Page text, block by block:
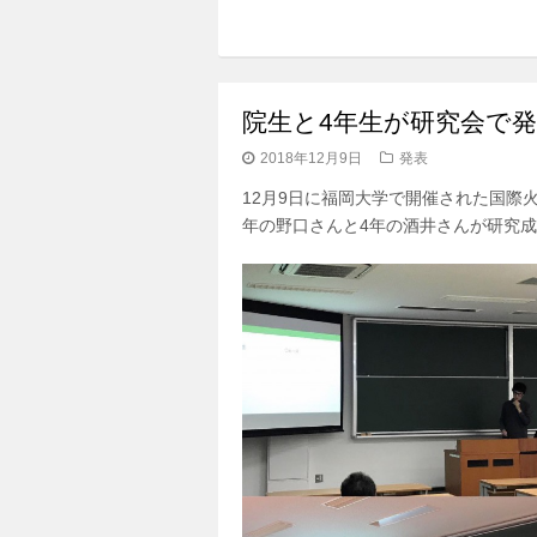
院生と4年生が研究会で
2018年12月9日 発表
12月9日に福岡大学で開催された国際
年の野口さんと4年の酒井さんが研究